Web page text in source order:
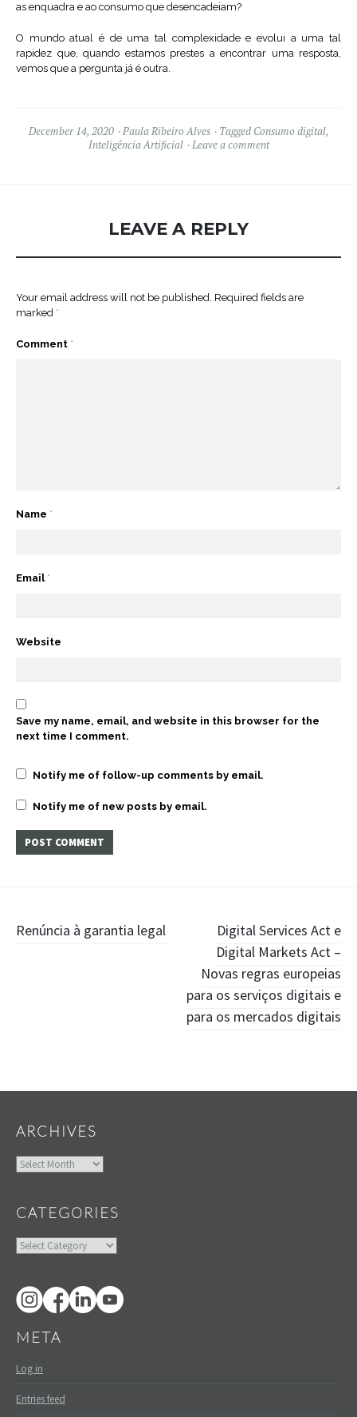
as enquadra e ao consumo que desencadeiam?
O mundo atual é de uma tal complexidade e evolui a uma tal
rapidez que, quando estamos prestes a encontrar uma resposta,
vemos que a pergunta já é outra.
December 14, 2020 Paula Ribeiro Alves Tagged Consumo digital,
Inteligência Artificial
Leave a comment
LEAVE A REPLY
Your email address will not be published. Required fields are
marked *
Comment *
Name *
Email *
Website
Save my name, email, and website in this browser for the
next time I comment.
Notify me of follow-up comments by email.
Notify me of new posts by email.
Post
Renúncia à garantia legal
Digital Services Act e
Digital Markets Act –
Novas regras europeias
para os serviços digitais e
para os mercados digitais
ARCHIVES
Archives
CATEGORIES
Categories
META
Log in
Entries feed